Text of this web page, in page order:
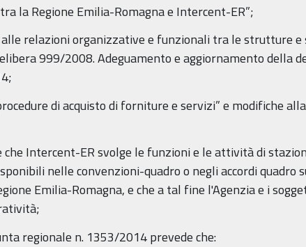
la Regione Emilia-Romagna e Intercent-ER”;
relazioni organizzative e funzionali tra le strutture e
999/2008. Adeguamento e aggiornamento della
di acquisto di forniture e servizi” e modifiche
che Intercent-ER svolge le funzioni e le attività di
nelle convenzioni-quadro o negli accordi quadro
Emilia-Romagna, e che a tal fine l'Agenzia e i
regionale n. 1353/2014 prevede che: